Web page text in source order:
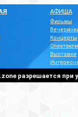
АФИША
Фильмы
Концерты
Спектакли
Выставки
разрешается